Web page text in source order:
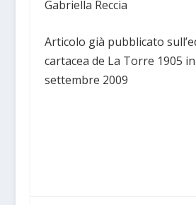
Gabriella Reccia
Articolo già pubblicato
cartacea de La Torre 1905
settembre 2009